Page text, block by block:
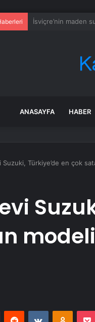
Dünyanın en uzun
ANASAYFA HABER
Suzuki, Türkiye’de en çok
PinterestReddit VKontakte